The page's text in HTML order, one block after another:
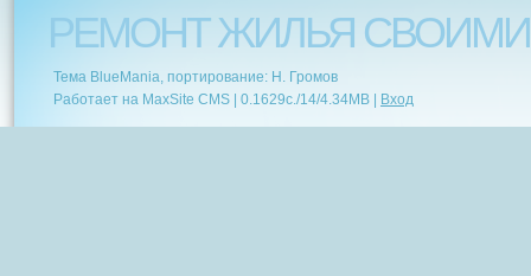
РЕМОНТ ЖИЛЬЯ
Тема BlueMania, портирование: Н. Громов
Работает на MaxSite CMS | 0.1629c./14/4.34MB | Вход